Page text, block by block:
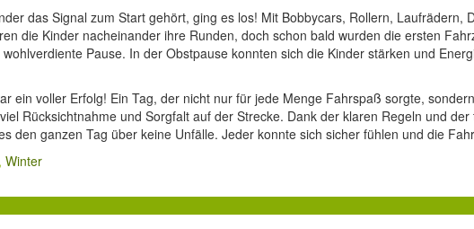
das Signal zum Start gehört, ging es los! Mit Bobbycars, Rollern,
die Kinder nacheinander ihre Runden, doch schon bald wurden die ersten
Pause. In der Obstpause konnten sich die Kinder stärken und
ein voller Erfolg! Ein Tag, der nicht nur für jede Menge Fahrspaß sorgte,
Rücksichtnahme und Sorgfalt auf der Strecke. Dank der klaren Regeln und
den ganzen Tag über keine Unfälle. Jeder konnte sich sicher fühlen und die
, Winter